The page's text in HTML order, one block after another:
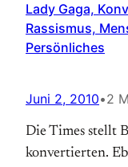
Lady Gaga,
Rassismus,
Persönliches
Juni 2, 2010•2
Die Times stellt
konvertierten.